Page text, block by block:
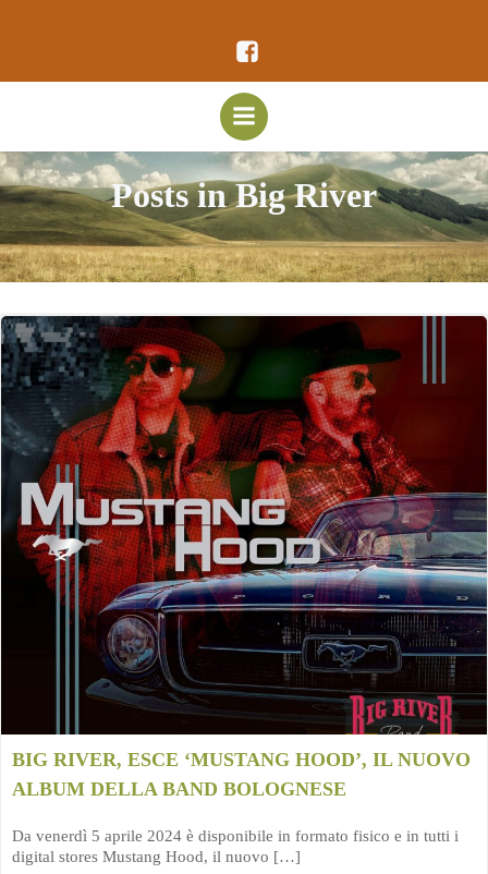
al
contenuto
Posts in Big River
BIG RIVER, ESCE ‘MUSTANG HOOD’, IL NUOVO
ALBUM DELLA BAND BOLOGNESE
Da venerdì 5 aprile 2024 è disponibile in formato fisico e in tutti i
digital stores Mustang Hood, il nuovo […]